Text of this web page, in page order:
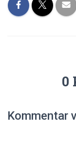
0
Kommentar